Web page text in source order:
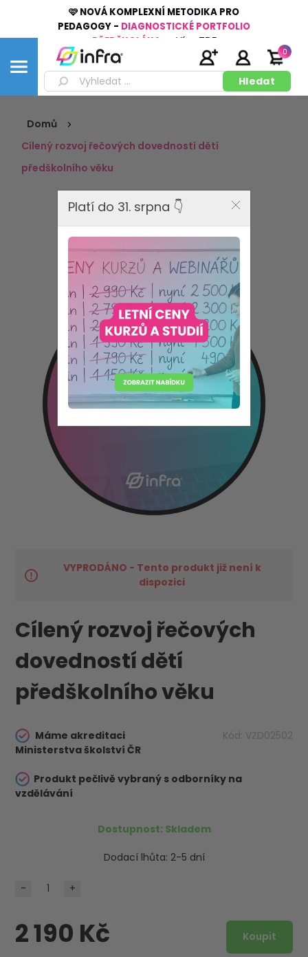
🩷 NOVÁ KOMPLEXNÍ METODIKA PRO
PEDAGOGY - DIAGNOSTICKÉ PORTFOLIO
PŘEDŠKOLÁKA
Více ZDE
0
Domů
Cílený rozvoj řečových dovedností dětí
předškolního věku
VYPRODÁNO - Tento produkt již není k
dispozici
Cílený rozvoj řečových
dovedností dětí
předškolního věku
Kód: VZD02502
Máme akreditaci
Ministerstva školství ČR
Produkt pečlivě vybraný s odborníky na
vzdělávání
Dostupnost: Skladem
Dodací lhůta: 2-5 dní
2 190 Kč
- +
Platí do 31. srpna 👇